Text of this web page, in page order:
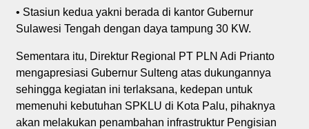
• Stasiun kedua yakni berada di kantor Gubernur
Sulawesi Tengah dengan daya tampung 30 KW.
Sementara itu, Direktur Regional PT PLN Adi Prianto
mengapresiasi Gubernur Sulteng atas dukungannya
sehingga kegiatan ini terlaksana, kedepan untuk
memenuhi kebutuhan SPKLU di Kota Palu, pihaknya
akan melakukan penambahan infrastruktur Pengisian